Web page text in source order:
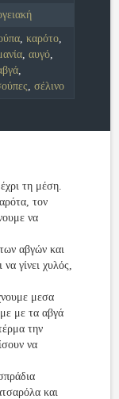
, καρότο,
, αυγό,
,
, σέλινο
τη μέση.
τον
να
αβγών και
γίνει χυλός,
μεσα
με τα αβγά
την
να
και